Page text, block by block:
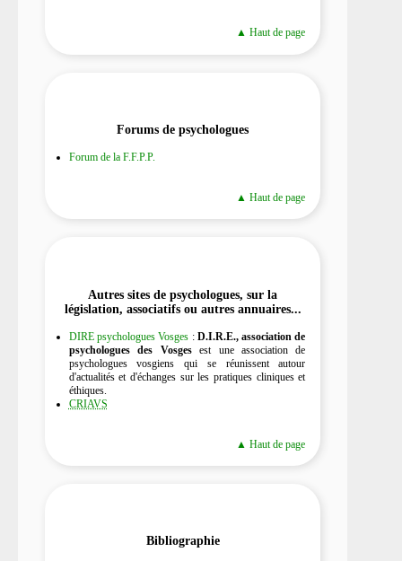
▲ Haut de page
Forums de psychologues
Forum de la F.F.P.P.
▲ Haut de page
Autres sites de psychologues, sur la
législation, associatifs ou autres annuaires...
DIRE psychologues Vosges : D.I.R.E., association de
psychologues des Vosgesest une association de
psychologues vosgiens qui se réunissent autour
d'actualités et d'échanges sur les pratiques cliniques et
éthiques.
CRIAVS
▲ Haut de page
Bibliographie